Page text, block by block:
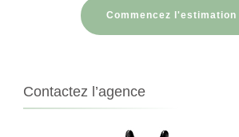
Commencez l'estimation
Contactez l’agence